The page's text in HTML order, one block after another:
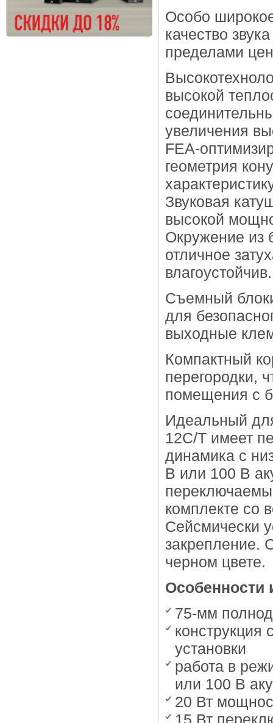
Особо
качество
пределами
высокой
увеличения
FEA-
геометрия
Звуковая
высокой
Окружение из
отличное
влагоустойчив.
Съемный
для
выходные
Компактный
перегородки,
помещения с
Идеальный
12C/T имеет
динамика с
В или 100 В
комплекте со
Сейсмически
закрепление.
черном цвете.
Особенности
75-мм
конструкция
установки
работа в
или 100 В
20 Вт
15 Вт